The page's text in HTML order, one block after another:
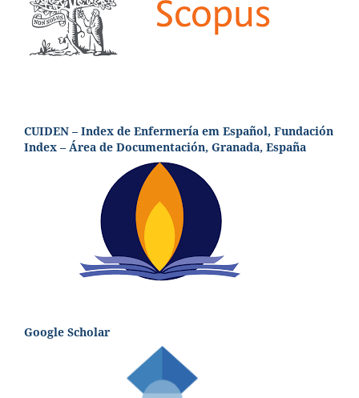
CUIDEN – Index de Enfermería em Español, Fundación
Index – Área de Documentación, Granada, España
Google Scholar